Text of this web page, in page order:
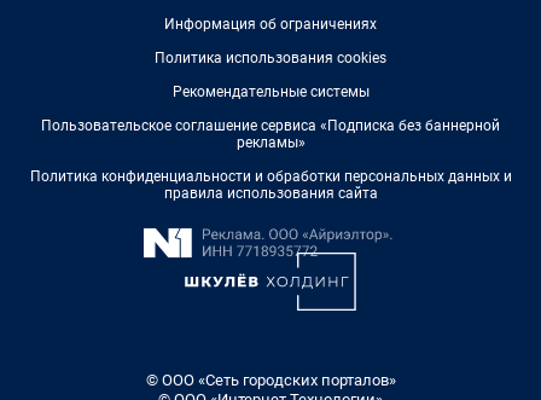
Информация об ограничениях
Политика использования cookies
Рекомендательные системы
Пользовательское соглашение сервиса «Подписка без баннерной
рекламы»
Политика конфиденциальности и обработки персональных данных и
правила использования сайта
© ООО «Сеть городских порталов»